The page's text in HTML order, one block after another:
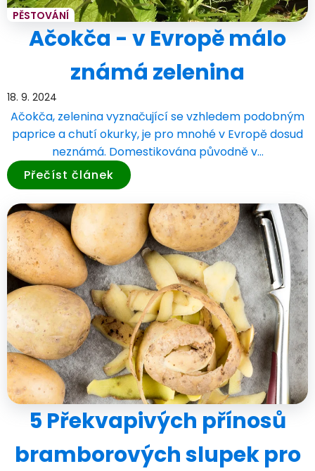
PĚSTOVÁNÍ
Ačokča - v Evropě málo
známá zelenina
18. 9. 2024
Ačokča, zelenina vyznačující se vzhledem podobným
paprice a chutí okurky, je pro mnohé v Evropě dosud
neznámá. Domestikována původně v…
Přečíst článek
5 Překvapivých přínosů
bramborových slupek pro